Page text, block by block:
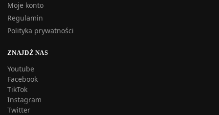
Moje konto
Regulamin
Polityka prywatności
ZNAJDŹ NAS
Youtube
Facebook
TikTok
Instagram
Twitter